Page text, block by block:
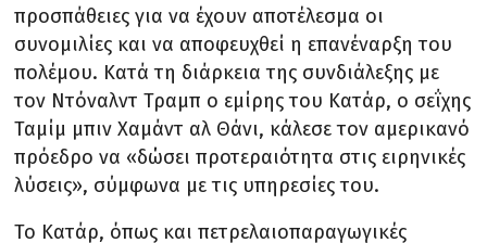
προσπάθειες για να έχουν αποτέλεσμα οι
συνομιλίες και να αποφευχθεί η επανέναρξη του
πολέμου. Κατά τη διάρκεια της συνδιάλεξης με
τον Ντόναλντ Τραμπ ο εμίρης του Κατάρ, ο σεΐχης
Ταμίμ μπιν Χαμάντ αλ Θάνι, κάλεσε τον αμερικανό
πρόεδρο να «δώσει προτεραιότητα στις ειρηνικές
λύσεις», σύμφωνα με τις υπηρεσίες του.
Το Κατάρ, όπως και πετρελαιοπαραγωγικές